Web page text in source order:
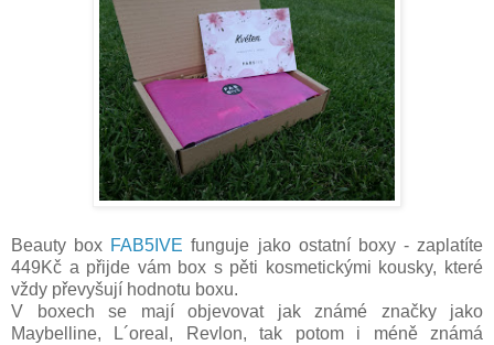
Beauty box FAB5IVE funguje jako ostatní boxy - zaplatíte
449Kč a přijde vám box s pěti kosmetickými kousky, které
vždy převyšují hodnotu boxu.
V boxech se mají objevovat jak známé značky jako
Maybelline, L´oreal, Revlon, tak potom i méně známá